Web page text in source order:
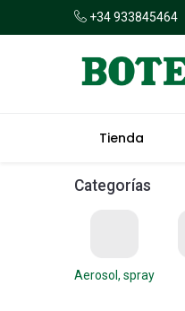
+34 933845464
Tienda
Categorías
Aerosol, spray